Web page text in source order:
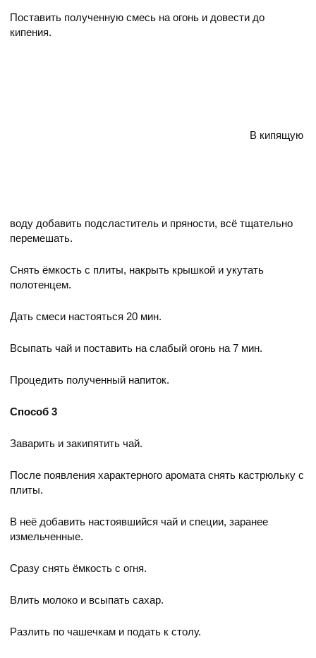
Поставить полученную смесь на огонь и довести до
кипения.
В кипящую
воду добавить подсластитель и пряности, всё тщательно
перемешать.
Снять ёмкость с плиты, накрыть крышкой и укутать
полотенцем.
Дать смеси настояться 20 мин.
Всыпать чай и поставить на слабый огонь на 7 мин.
Процедить полученный напиток.
Способ 3
Заварить и закипятить чай.
После появления характерного аромата снять кастрюльку с
плиты.
В неё добавить настоявшийся чай и специи, заранее
измельченные.
Сразу снять ёмкость с огня.
Влить молоко и всыпать сахар.
Разлить по чашечкам и подать к столу.